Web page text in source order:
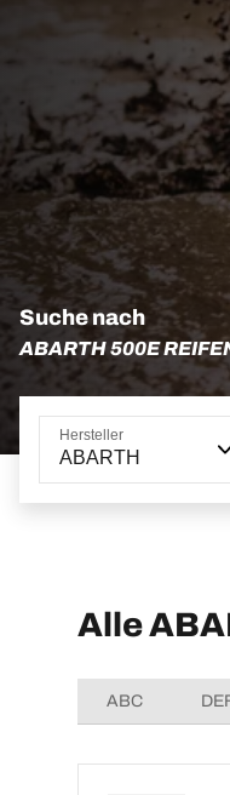
Suche nach
ABARTH 500E
Hersteller
ABARTH
Alle
ABC